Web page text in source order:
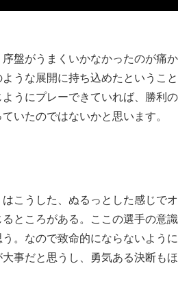
盤がうまくいかなかったのが痛か
うな展開に持ち込めたということ
うにプレーできていれば、勝利の
いたのではないかと思います。
こうした、ぬるっとした感じでオ
ところがある。ここの選手の意識
。なので致命的にならないように
事だと思うし、勇気ある決断もほ